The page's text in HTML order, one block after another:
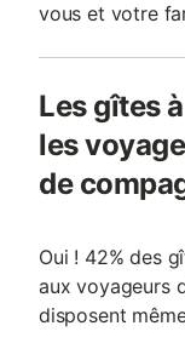
vous et votre
Les gîtes
les
de
Oui ! 42% des
aux voyageurs
disposent